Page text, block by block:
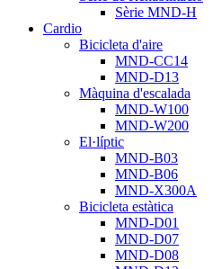
Sèrie MND-H
Cardio
Bicicleta d'aire
MND-CC14
MND-D13
Màquina d'escalada
MND-W100
MND-W200
El·líptic
MND-B03
MND-B06
MND-X300A
Bicicleta estàtica
MND-D01
MND-D07
MND-D08